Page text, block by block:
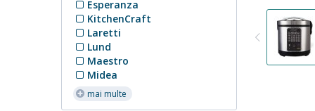
Esperanza
KitchenCraft
Laretti
Lund
Maestro
Midea
mai multe